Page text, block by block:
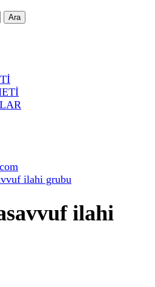
İslami Düğün
ilahi grubu
ilahi